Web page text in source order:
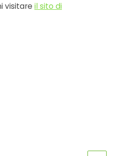
visitare il sito di